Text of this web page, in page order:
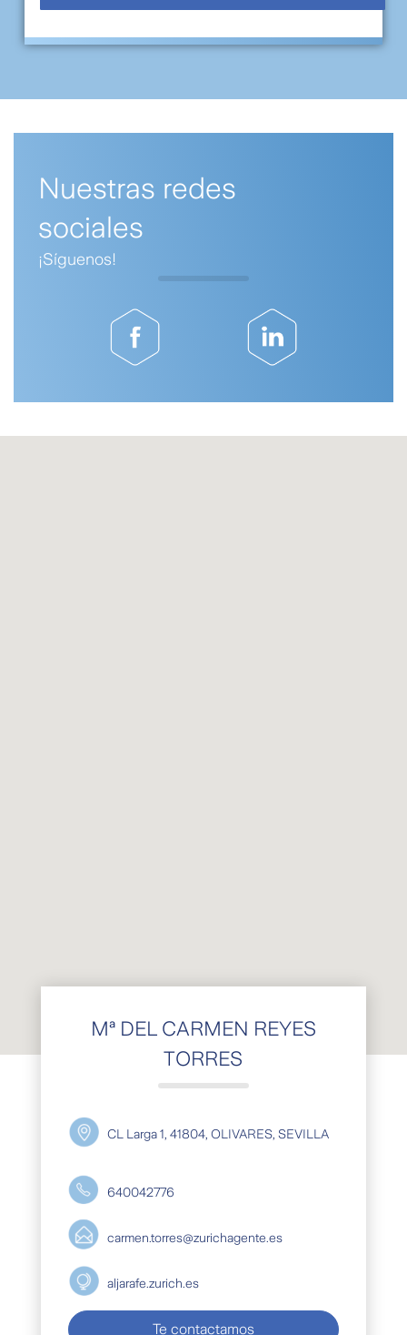
Nuestras redes
sociales
¡Síguenos!
Mª DEL CARMEN REYES
TORRES
CL Larga 1, 41804, OLIVARES, SEVILLA
640042776
carmen.torres@zurichagente.es
aljarafe.zurich.es
Te contactamos